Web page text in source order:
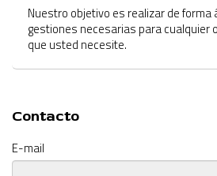
Nuestro objetivo es realizar de forma
gestiones necesarias para cualquier
que usted necesite.
Contacto
E-mail